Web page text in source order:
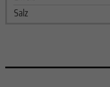
Salz